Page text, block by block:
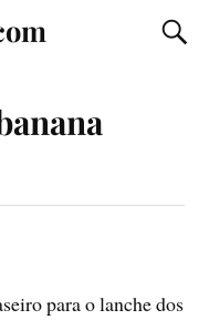
para o lanche dos